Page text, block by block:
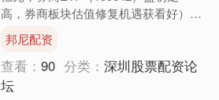
高，券商板块估值修复机遇获看好） 9
月15日，A股三大指数集体高开，中证
全指证券公司....
邦尼配资
查看：90 分类：深圳股票配资论
坛